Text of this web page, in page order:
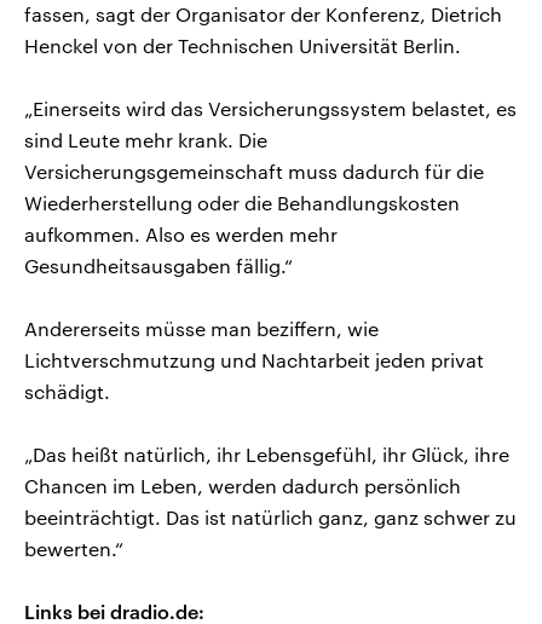
fassen, sagt der Organisator der Konferenz, Dietrich
Henckel von der Technischen Universität Berlin.
„Einerseits wird das Versicherungssystem belastet, es
sind Leute mehr krank. Die
Versicherungsgemeinschaft muss dadurch für die
Wiederherstellung oder die Behandlungskosten
aufkommen. Also es werden mehr
Gesundheitsausgaben fällig.“
Andererseits müsse man beziffern, wie
Lichtverschmutzung und Nachtarbeit jeden privat
schädigt.
„Das heißt natürlich, ihr Lebensgefühl, ihr Glück, ihre
Chancen im Leben, werden dadurch persönlich
beeinträchtigt. Das ist natürlich ganz, ganz schwer zu
bewerten.“
Links bei dradio.de: